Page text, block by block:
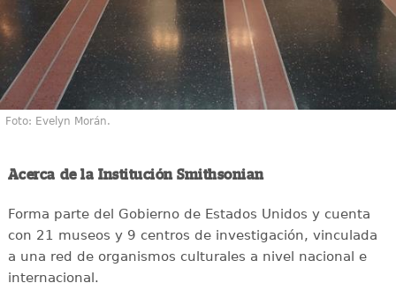
Foto: Evelyn Morán.
Acerca de la Institución Smithsonian
Forma parte del Gobierno de Estados Unidos y cuenta
con 21 museos y 9 centros de investigación, vinculada
a una red de organismos culturales a nivel nacional e
internacional.